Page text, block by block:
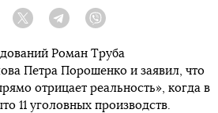
Facebook Twitter Telegram
Роман Труба
Петра Порошенко и заявил, что
отрицает реальность», когда в
11 уголовных производств.